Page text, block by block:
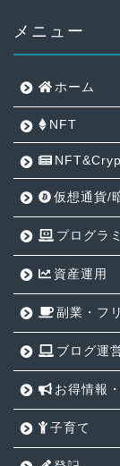
メニュー
ホーム
NFT
仮想通貨/
プログラ
資産運用
副業・フ
ブログ運
お得情報
子育て